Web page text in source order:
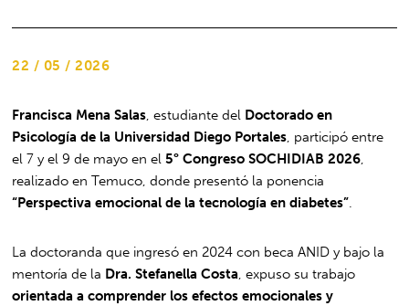
22 / 05 / 2026
Francisca Mena Salas , estudiante del Doctorado en
Psicología de la Universidad Diego Portales , participó entre
el 7 y el 9 de mayo en el5° Congreso SOCHIDIAB 2026
realizado en Temuco, donde presentó la ponencia
“Perspectiva emocional de la tecnología en diabetes”
La doctoranda que ingresó en 2024 con beca ANID y bajo la
mentoría de la Dra. Stefanella Costa , expuso su trabajo
orientada a comprender los efectos emocionales y